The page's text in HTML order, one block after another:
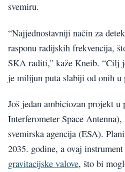
svemiru.
“Najjednostavniji način za
rasponu radijskih frekvencija,
SKA raditi,” kaže Kneib. “Cilj
je milijun puta slabiji od onih u
Još jedan ambiciozan projekt
Interferometer Space
svemirska agencija (ESA).
2035. godine, a ovaj
gravitacijske valove, što bi